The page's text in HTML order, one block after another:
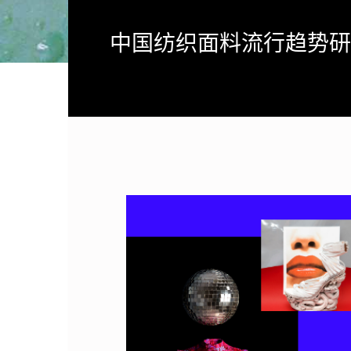
中国纺织面料流行趋势